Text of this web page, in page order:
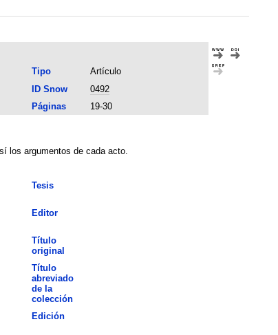
Tipo
Artículo
ID Snow
0492
Páginas
19-30
los argumentos de cada acto.
Tesis
Editor
Título
original
Título
abreviado
de la
colección
Edición